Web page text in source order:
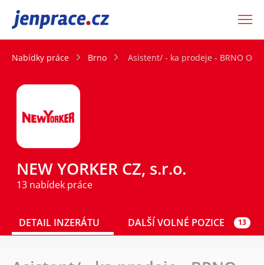
JenPráce.cz
Nabídky práce Brno Asistent/ - ka prodeje - BRNO OC
NEW YORKER CZ, s.r.o.
13 nabídek práce
DETAIL INZERÁTU DALŠÍ VOLNÉ POZICE 13